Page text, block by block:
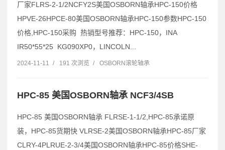
厂家FLRS-2-1/2NCFY2S美国OSBORN轴承HPC-150价格
HPVE-26HPCE-80美国OSBORN轴承HPC-150参数HPC-150
价格,HPC-150采购 热销型号推荐：HPC-150，INA
IR50*55*25 KG090XP0，LINCOLN...
2024-11-11 / 191 次浏览 / OSBORN滚轮轴承
HPC-85 美国OSBORN轴承 NCF3/4SB
HPC-85 美国OSBORN轴承 FLRSE-1-1/2,HPC-85承诺原
装，HPC-85货期快 VLRSE-2美国OSBORN轴承HPC-85厂家
CLRY-4PLRUE-2-3/4美国OSBORN轴承HPC-85价格SHE-